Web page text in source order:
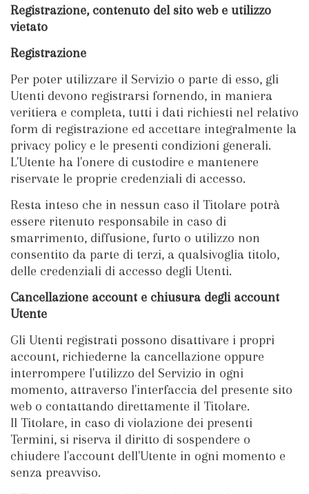
Registrazione, contenuto del sito web e utilizzo
vietato
Registrazione
Per poter utilizzare il Servizio o parte di esso, gli
Utenti devono registrarsi fornendo, in maniera
veritiera e completa, tutti i dati richiesti nel relativo
form di registrazione ed accettare integralmente la
privacy policy e le presenti condizioni generali.
L'Utente ha l'onere di custodire e mantenere
riservate le proprie credenziali di accesso.
Resta inteso che in nessun caso il Titolare potrà
essere ritenuto responsabile in caso di
smarrimento, diffusione, furto o utilizzo non
consentito da parte di terzi, a qualsivoglia titolo,
delle credenziali di accesso degli Utenti.
Cancellazione account e chiusura degli account
Utente
Gli Utenti registrati possono disattivare i propri
account, richiederne la cancellazione oppure
interrompere l'utilizzo del Servizio in ogni
momento, attraverso l'interfaccia del presente sito
web o contattando direttamente il Titolare.
Il Titolare, in caso di violazione dei presenti
Termini, si riserva il diritto di sospendere o
chiudere l'account dell'Utente in ogni momento e
senza preavviso.